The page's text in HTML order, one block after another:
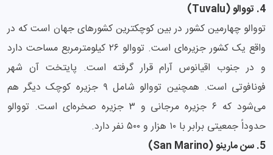
4. تووالو (Tuvalu)
تووالو چهارمین کشور در بین کوچکترین کشورهای جهان است که در
واقع یک کشور جزیره‌ای است. تووالو ۲۶ کیلومترمربع مساحت دارد
و در جنوب اقیانوس آرام قرار گرفته است. پایتخت آن شهر
فونافوتی است. همچنین تووالو شامل ۹ جزیره کوچک دیگر هم
می‌شود که ۶ جزیره مرجانی و ۳ جزیره صخره‌ای است. تووالو
حدوداً جمعیتی برابر با ۱۰ هزار و ۵۰۰ نفر دارد.
5. سن مارینو (San Marino)